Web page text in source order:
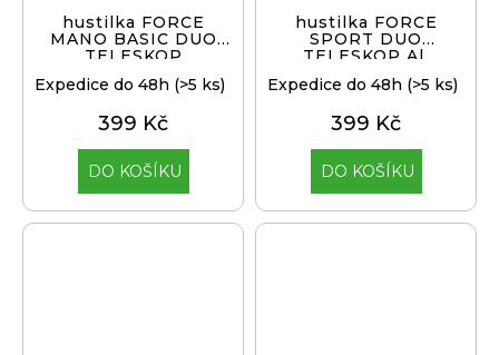
hustilka FORCE
MANO BASIC DUO
TELESKOP
Expedice do 48h (>5 ks)
399 Kč
DO KOŠÍKU
hustilka FORCE
SPORT DUO
TELESKOP Al,
Expedice do 48h (>5 ks)
399 Kč
DO KOŠÍKU